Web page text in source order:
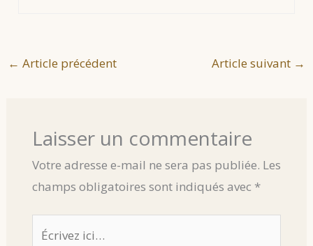
← Article précédent Article suivant →
Laisser un commentaire
Votre adresse e-mail ne sera pas publiée. Les
champs obligatoires sont indiqués avec *
Écrivez